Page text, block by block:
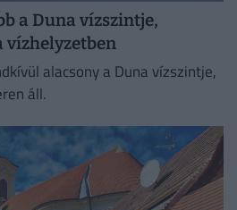
a Duna vízszintje,
alacsony a Duna vízszintje,
áll.